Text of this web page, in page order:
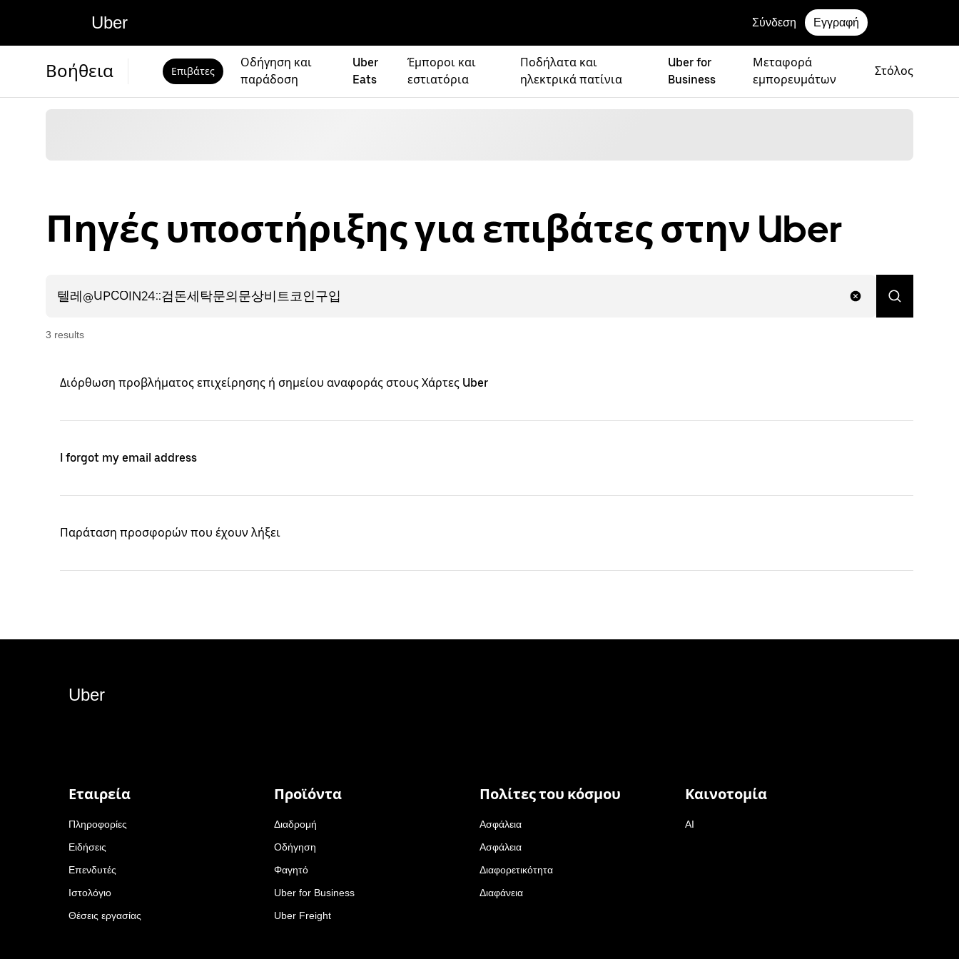
Uber Σύνδεση Εγγραφή
Βοήθεια Επιβάτες
Οδήγηση και
παράδοση
Uber
Eats
Έμποροι και
εστιατόρια
Ποδήλατα και
ηλεκτρικά πατίνια
Uber for
Business
Μεταφορά
εμπορευμάτων
Στόλος
Πηγές υποστήριξης για επιβάτες στην Uber
3 results
Διόρθωση προβλήματος επιχείρησης ή σημείου αναφοράς στους Χάρτες Uber
I forgot my email address
Παράταση προσφορών που έχουν λήξει
Uber
Εταιρεία
Πληροφορίες
Ειδήσεις
Επενδυτές
Ιστολόγιο
Θέσεις εργασίας
Προϊόντα
Διαδρομή
Οδήγηση
Φαγητό
Uber for Business
Uber Freight
Πολίτες του κόσμου
Ασφάλεια
Ασφάλεια
Διαφορετικότητα
Διαφάνεια
Καινοτομία
AI